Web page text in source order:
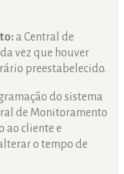
a Central de
vez que houver
preestabelecido.
do sistema
de Monitoramento
ao cliente e
o tempo de